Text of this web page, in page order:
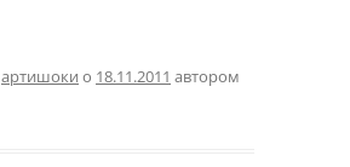
артишоки о 18.11.2011 автором